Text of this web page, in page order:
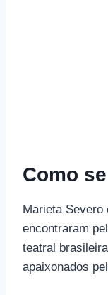
Como
Marieta Severo
encontraram
teatral
apaixonados